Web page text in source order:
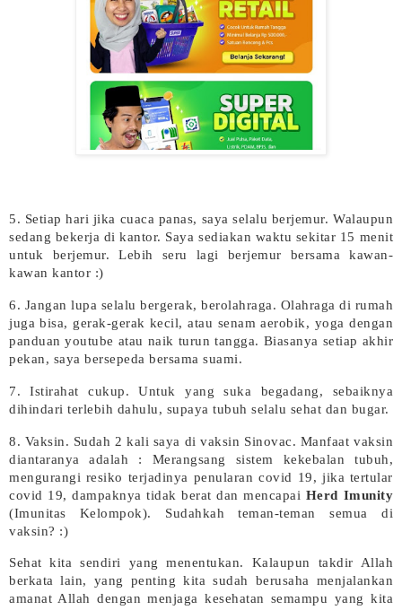
5. Setiap hari jika cuaca panas, saya selalu berjemur. Walaupun
sedang bekerja di kantor. Saya sediakan waktu sekitar 15 menit
untuk berjemur. Lebih seru lagi berjemur bersama kawan-
kawan kantor :)
6. Jangan lupa selalu bergerak, berolahraga. Olahraga di rumah
juga bisa, gerak-gerak kecil, atau senam aerobik, yoga dengan
panduan youtube atau naik turun tangga. Biasanya setiap akhir
pekan, saya bersepeda bersama suami.
7. Istirahat cukup. Untuk yang suka begadang, sebaiknya
dihindari terlebih dahulu, supaya tubuh selalu sehat dan bugar.
8. Vaksin. Sudah 2 kali saya di vaksin Sinovac. Manfaat vaksin
diantaranya adalah : Merangsang sistem kekebalan tubuh,
mengurangi resiko terjadinya penularan covid 19, jika tertular
covid 19, dampaknya tidak berat dan mencapai Herd Imunity
(Imunitas Kelompok). Sudahkah teman-teman semua di
vaksin? :)
Sehat kita sendiri yang menentukan. Kalaupun takdir Allah
berkata lain, yang penting kita sudah berusaha menjalankan
amanat Allah dengan menjaga kesehatan semampu yang kita